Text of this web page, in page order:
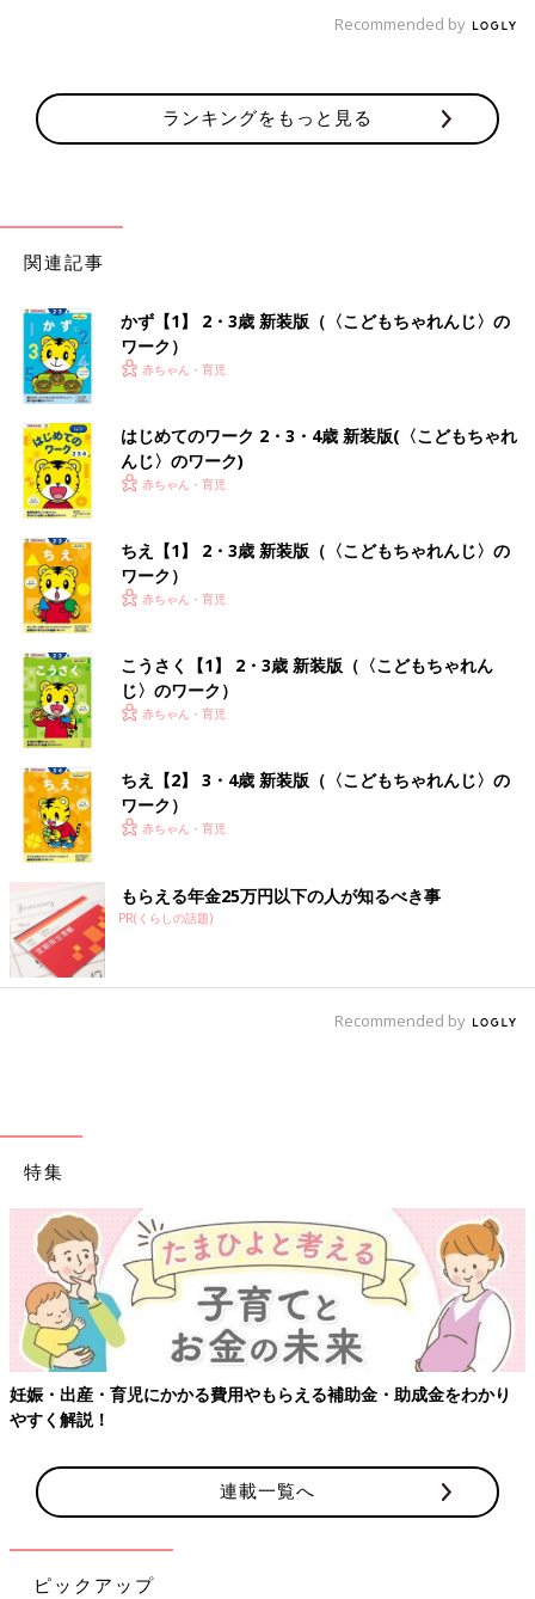
Recommended by
ランキングをもっと見る
関連記事
かず【1】 2・3歳 新装版（〈こどもちゃれんじ〉の
ワーク）
赤ちゃん・育児
はじめてのワーク 2・3・4歳 新装版(〈こどもちゃれ
んじ〉のワーク)
赤ちゃん・育児
ちえ【1】 2・3歳 新装版（〈こどもちゃれんじ〉の
ワーク）
赤ちゃん・育児
こうさく【1】 2・3歳 新装版（〈こどもちゃれん
じ〉のワーク）
赤ちゃん・育児
ちえ【2】 3・4歳 新装版（〈こどもちゃれんじ〉の
ワーク）
赤ちゃん・育児
もらえる年金25万円以下の人が知るべき事
PR(くらしの話題)
Recommended by
特集
・出産・育児にかかる費用やもらえる補助金・助成金をわかり
く解説！
【
連載一覧へ
ピックアップ